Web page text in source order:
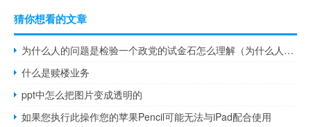
猜你想看的文章
为什么人的问题是检验一个政党的试金石怎么理解（为什么人的问题是检验一个政党一个政权性质的试金石）
什么是赎楼业务
ppt中怎么把图片变成透明的
如果您执行此操作您的苹果Pencil可能无法与iPad配合使用